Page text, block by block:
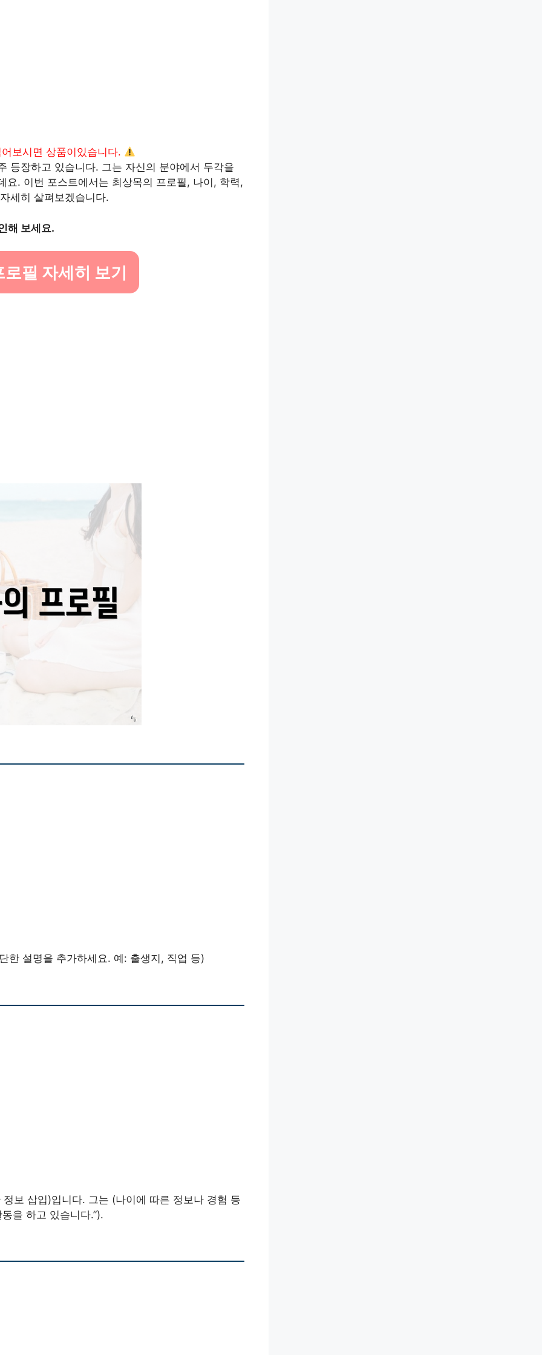
보시면 상품이있습니다.
등장하고 있습니다. 그는 자신의 분야에서 두각을
요. 이번 포스트에서는 최상목의 프로필, 나이, 학력,
세히 살펴보겠습니다.
해 보세요.
필 자세히 보기
한 설명을 추가하세요. 예: 출생지, 직업 등)
보 삽입)입니다. 그는 (나이에 따른 정보나 경험 등
을 하고 있습니다.”).